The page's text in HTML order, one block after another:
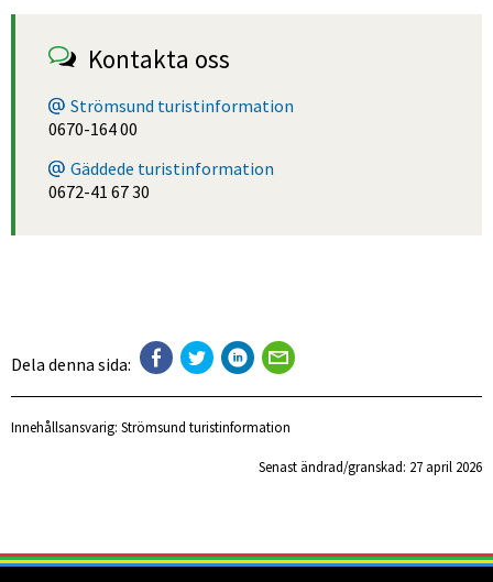
Kontakta oss
Strömsund turistinformation
0670-164 00
Gäddede turistinformation
0672-41 67 30
Dela denna sida:
Innehållsansvarig: Strömsund turistinformation
Senast ändrad/granskad: 27 april 2026